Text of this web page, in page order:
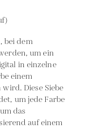
bei dem
um ein
in einzelne
einem
Diese Siebe
um jede Farbe
das
auf einem